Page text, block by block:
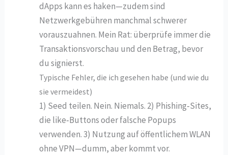
dApps kann es haken—zudem sind
Netzwerkgebühren manchmal schwerer
vorauszuahnen. Mein Rat: überprüfe immer die
Transaktionsvorschau und den Betrag, bevor
du signierst.
Typische Fehler, die ich gesehen habe (und wie du
sie vermeidest)
1) Seed teilen. Nein. Niemals. 2) Phishing‑Sites,
die like‑Buttons oder falsche Popups
verwenden. 3) Nutzung auf öffentlichem WLAN
ohne VPN—dumm, aber kommt vor.